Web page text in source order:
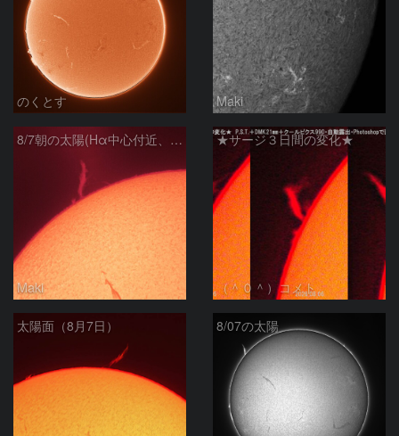
のくとす Maki
8/7朝の太陽(Hα中心付近、プロミネンス)
Maki
★サージ３日間の変化★
（＾０＾）コメト
太陽面（8月7日） 8/07の太陽